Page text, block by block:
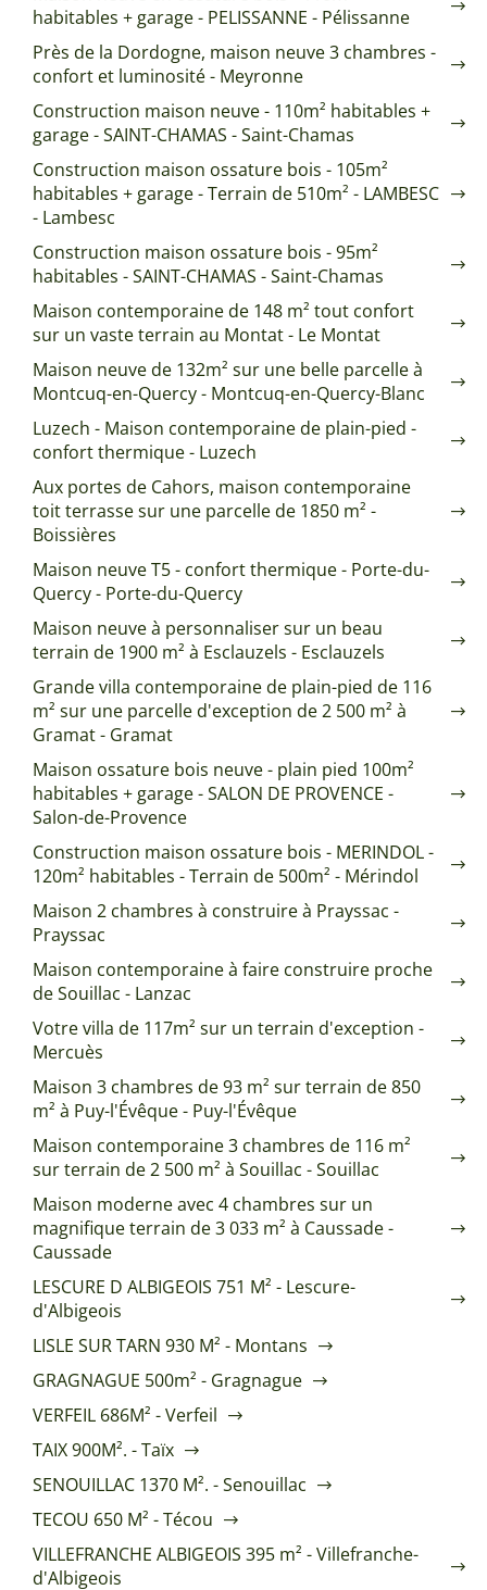
habitables + garage - PELISSANNE - Pélissanne
Près de la Dordogne, maison neuve 3 chambres -
confort et luminosité - Meyronne
Construction maison neuve - 110m² habitables +
garage - SAINT-CHAMAS - Saint-Chamas
Construction maison ossature bois - 105m²
habitables + garage - Terrain de 510m² - LAMBESC
- Lambesc
Construction maison ossature bois - 95m²
habitables - SAINT-CHAMAS - Saint-Chamas
Maison contemporaine de 148 m² tout confort
sur un vaste terrain au Montat - Le Montat
Maison neuve de 132m² sur une belle parcelle à
Montcuq-en-Quercy - Montcuq-en-Quercy-Blanc
Luzech - Maison contemporaine de plain-pied -
confort thermique - Luzech
Aux portes de Cahors, maison contemporaine
toit terrasse sur une parcelle de 1850 m² -
Boissières
Maison neuve T5 - confort thermique - Porte-du-
Quercy - Porte-du-Quercy
Maison neuve à personnaliser sur un beau
terrain de 1900 m² à Esclauzels - Esclauzels
Grande villa contemporaine de plain-pied de 116
m² sur une parcelle d'exception de 2 500 m² à
Gramat - Gramat
Maison ossature bois neuve - plain pied 100m²
habitables + garage - SALON DE PROVENCE -
Salon-de-Provence
Construction maison ossature bois - MERINDOL -
120m² habitables - Terrain de 500m² - Mérindol
Maison 2 chambres à construire à Prayssac -
Prayssac
Maison contemporaine à faire construire proche
de Souillac - Lanzac
Votre villa de 117m² sur un terrain d'exception -
Mercuès
Maison 3 chambres de 93 m² sur terrain de 850
m² à Puy-l'Évêque - Puy-l'Évêque
Maison contemporaine 3 chambres de 116 m²
sur terrain de 2 500 m² à Souillac - Souillac
Maison moderne avec 4 chambres sur un
magnifique terrain de 3 033 m² à Caussade -
Caussade
LESCURE D ALBIGEOIS 751 M² - Lescure-
d'Albigeois
LISLE SUR TARN 930 M² - Montans
GRAGNAGUE 500m² - Gragnague
VERFEIL 686M² - Verfeil
TAIX 900M². - Taïx
SENOUILLAC 1370 M². - Senouillac
TECOU 650 M² - Técou
VILLEFRANCHE ALBIGEOIS 395 m² - Villefranche-
d'Albigeois